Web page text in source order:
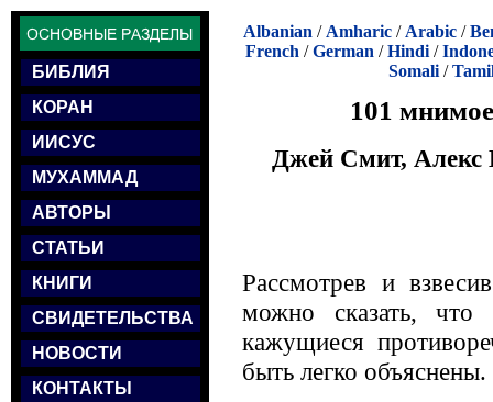
БИБЛИЯ
КОРАН
ИИСУС
МУХАММАД
АВТОРЫ
СТАТЬИ
КНИГИ
СВИДЕТЕЛЬСТВА
НОВОСТИ
КОНТАКТЫ
Albanian / Amharic / Arabic /
French /German /Hindi /
Somali/
101
Джей Смит, Алекс
Рассмотрев и
можно сказать,
кажущиеся
быть легко объяснены.